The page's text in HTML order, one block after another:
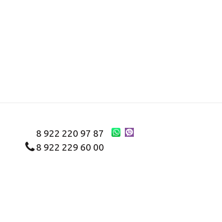
8 922 220 97 87
8 922 229 60 00